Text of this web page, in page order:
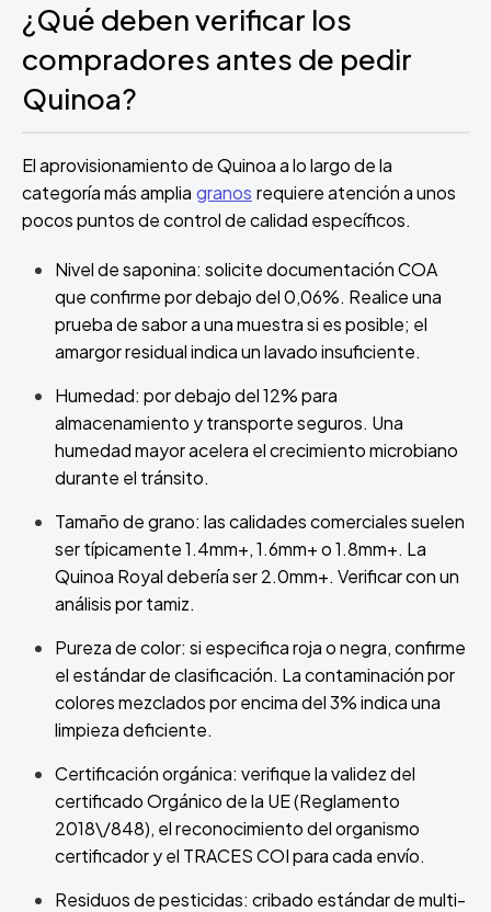
¿Qué deben verificar los
compradores antes de pedir
Quinoa?
El aprovisionamiento de Quinoa a lo largo de la
categoría más amplia granos requiere atención a unos
pocos puntos de control de calidad específicos.
Nivel de saponina: solicite documentación COA
que confirme por debajo del 0,06%. Realice una
prueba de sabor a una muestra si es posible; el
amargor residual indica un lavado insuficiente.
Humedad: por debajo del 12% para
almacenamiento y transporte seguros. Una
humedad mayor acelera el crecimiento microbiano
durante el tránsito.
Tamaño de grano: las calidades comerciales suelen
ser típicamente 1.4mm+, 1.6mm+ o 1.8mm+. La
Quinoa Royal debería ser 2.0mm+. Verificar con un
análisis por tamiz.
Pureza de color: si especifica roja o negra, confirme
el estándar de clasificación. La contaminación por
colores mezclados por encima del 3% indica una
limpieza deficiente.
Certificación orgánica: verifique la validez del
certificado Orgánico de la UE (Reglamento
2018\/848), el reconocimiento del organismo
certificador y el TRACES COI para cada envío.
Residuos de pesticidas: cribado estándar de multi-